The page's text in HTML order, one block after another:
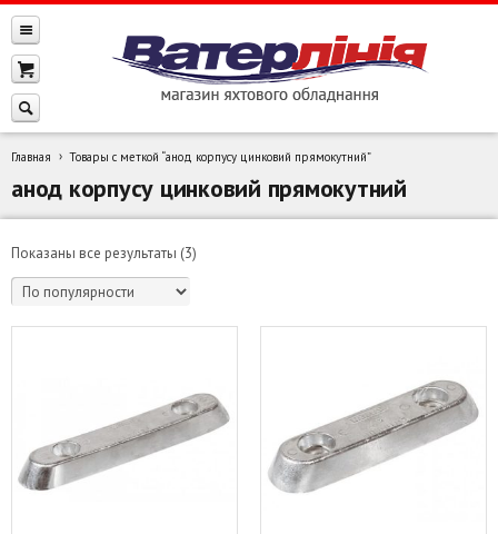
Главная Товары с меткой “анод корпусу цинковий прямокутний”
анод корпусу цинковий прямокутний
Показаны все результаты (3)